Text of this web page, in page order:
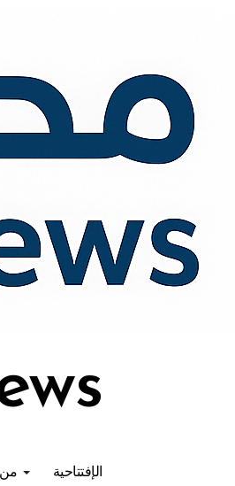
الإفتتاحية